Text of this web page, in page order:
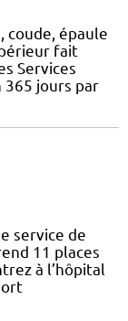
coude, épaule
fait
Services
365 jours par
service de
11 places
à l’hôpital